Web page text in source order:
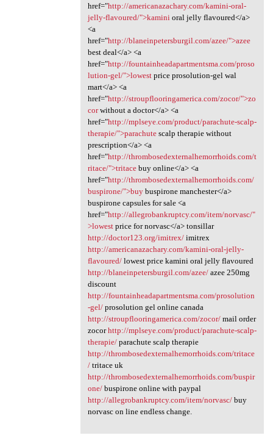
href="http://americanazachary.com/kamini-oral-
jelly-flavoured/">kamini oral jelly flavoured</a>
<a
href="http://blaneinpetersburgil.com/azee/">azee
best deal</a> <a
href="http://fountainheadapartmentsma.com/proso
lution-gel/">lowestprice prosolution-gel wal
mart</a> <a
href="http://stroupflooringamerica.com/zocor/">zo
corwithout a doctor</a> <a
href="http://mplseye.com/product/parachute-scalp-
therapie/">parachutescalp therapie without
prescription</a> <a
href="http://thrombosedexternalhemorrhoids.com/t
ritace/">tritacebuy online</a> <a
href="http://thrombosedexternalhemorrhoids.com/
buspirone/">buybuspirone manchester</a>
buspirone capsules for sale <a
href="http://allegrobankruptcy.com/item/norvasc/"
>lowestprice for norvasc</a> tonsillar
http://doctor123.org/imitrex/imitrex
http://americanazachary.com/kamini-oral-jelly-
flavoured/lowest price kamini oral jelly flavoured
http://blaneinpetersburgil.com/azee/azee 250mg
discount
http://fountainheadapartmentsma.com/prosolution
-gel/prosolution gel online canada
http://stroupflooringamerica.com/zocor/mail order
zocorhttp://mplseye.com/product/parachute-scalp-
therapie/parachute scalp therapie
http://thrombosedexternalhemorrhoids.com/tritace
/tritace uk
http://thrombosedexternalhemorrhoids.com/buspir
one/buspirone online with paypal
http://allegrobankruptcy.com/item/norvasc/buy
norvasc on line endless change.